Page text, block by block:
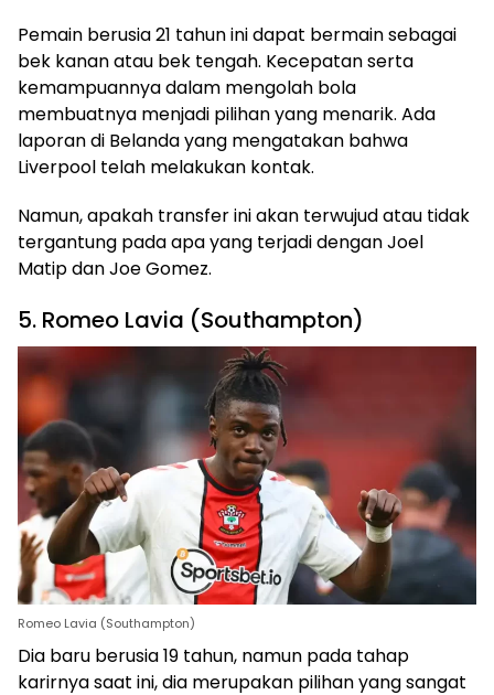
Pemain berusia 21 tahun ini dapat bermain sebagai
bek kanan atau bek tengah. Kecepatan serta
kemampuannya dalam mengolah bola
membuatnya menjadi pilihan yang menarik. Ada
laporan di Belanda yang mengatakan bahwa
Liverpool telah melakukan kontak.
Namun, apakah transfer ini akan terwujud atau tidak
tergantung pada apa yang terjadi dengan Joel
Matip dan Joe Gomez.
5. Romeo Lavia (Southampton)
Romeo Lavia (Southampton)
Dia baru berusia 19 tahun, namun pada tahap
karirnya saat ini, dia merupakan pilihan yang sangat